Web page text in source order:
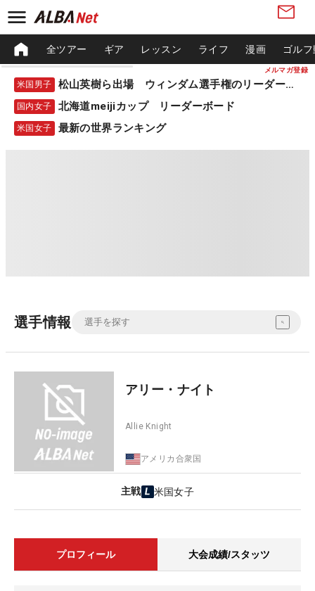
メルマガ登録
全ツアー ギア レッスン ライフ 漫画 ゴル
米国男子 松山英樹ら出場 ウィンダム選手権のリーダーボード
国内女子 北海道meijiカップ リーダーボード
米国女子 最新の世界ランキング
選手情報
アリー・ナイト
Allie Knight
アメリカ合衆国
主戦 米国女子
プロフィール 大会成績/スタッツ